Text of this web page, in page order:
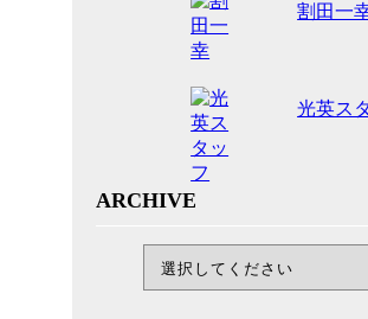
割田一
光英ス
ARCHIVE